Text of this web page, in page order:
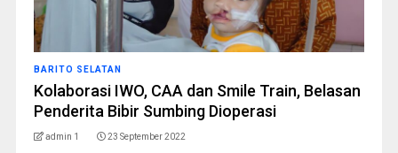
BARITO SELATAN
Kolaborasi IWO, CAA dan Smile Train, Belasan
Penderita Bibir Sumbing Dioperasi
admin 1 23 September 2022